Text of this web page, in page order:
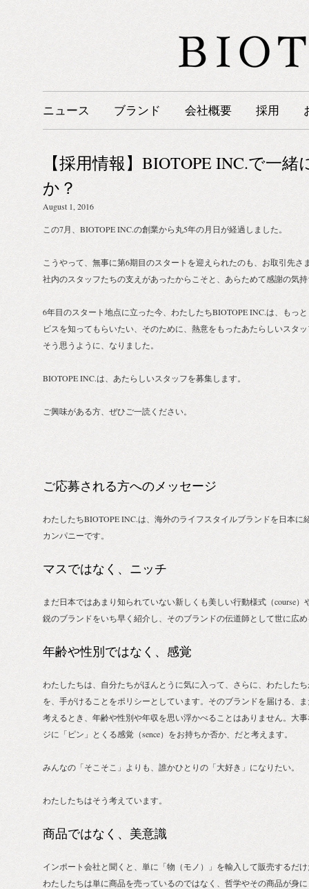
ニュース ブランド 会社概要 採用
【採用情報】BIOTOPE INC.で一
か？
August 1, 2016
この7月、BIOTOPE INC.の創業から丸5年の月日が経過しました。
こうやって、無事に第6期目のスタートを迎えられたのも、お取引先
社内のスタッフたちの支えがあったからこそと、あらためて感謝の気
6年目のスタート地点に立った今、わたしたちBIOTOPE INC.は、もっ
ビスを知ってもらいたい、そのために、熱意をもったあたらしいスタ
そう思うように、なりました。
BIOTOPE INC.は、あたらしいスタッフを募集します。
ご興味がある方、ぜひご一読ください。
ご応募される方へのメッセージ
わたしたちBIOTOPE INC.は、海外のライフスタイルブランドを日本
カンパニーです。
マスではなく、ニッチ
まだ日本ではあまり知られていない新しくも美しい行動様式（course）
鋭のブランドをいち早く紹介し、そのブランドの伝道師として世に広
年齢や性別ではなく、感覚
わたしたちは、自分たちがほんとうに気に入って、さらに、わたした
を、手がけることをポリシーとしています。そのブランドを届ける、
考えるとき、年齢や性別や年収を思い浮かべることはありません。大
ジに「ピン」とくる感覚（sence）をお持ちか否か、だと考えます。
みんなの「そこそこ」よりも、誰かひとりの「大好き」になりたい。
わたしたちはそう考えています。
商品ではなく、美意識
インポート会社と聞くと、単に「物（モノ）」を輸入して販売するだ
わたしたちは単に商品を売っているのではなく、哲学やその商品が身